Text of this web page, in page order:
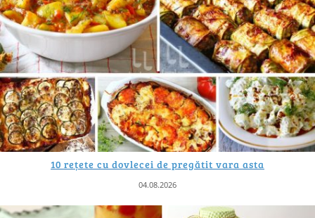
10 rețete cu dovlecei de pregătit vara asta
04.08.2026